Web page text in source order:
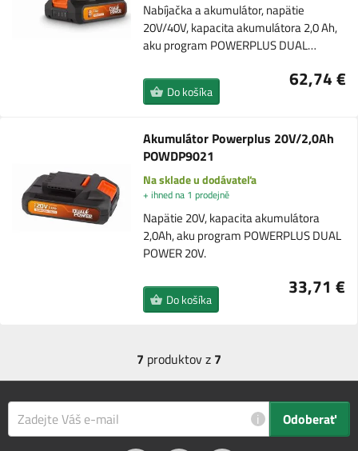
Nabíjačka a akumulátor, napätie
20V/40V, kapacita akumulátora 2,0 Ah,
aku program POWERPLUS DUAL…
62,74 €
Do košíka
Akumulátor Powerplus 20V/2,0Ah
POWDP9021
Na sklade u dodávateľa
+ ihned na 1 prodejně
Napätie 20V, kapacita akumulátora
2,0Ah, aku program POWERPLUS DUAL
POWER 20V.
33,71 €
Do košíka
7 produktov z 7
i Odoberať